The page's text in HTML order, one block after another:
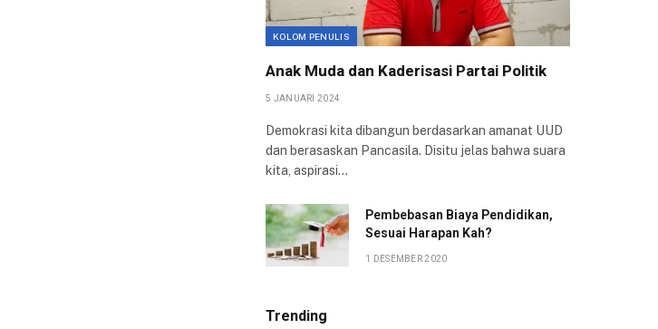
KOLOM PENULIS
Anak Muda dan Kaderisasi Partai Politik
5 JANUARI 2024
Demokrasi kita dibangun berdasarkan amanat UUD
dan berasaskan Pancasila. Disitu jelas bahwa suara
kita, aspirasi…
Pembebasan Biaya Pendidikan,
Sesuai Harapan Kah?
1 DESEMBER 2020
Trending